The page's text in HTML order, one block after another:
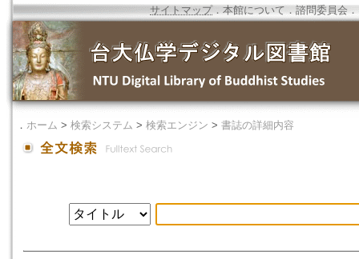
サイトマップ．本館について ． 諮問委員会 ．
． ホーム > 検索システム > 検索エンジン > 書誌の詳細内容